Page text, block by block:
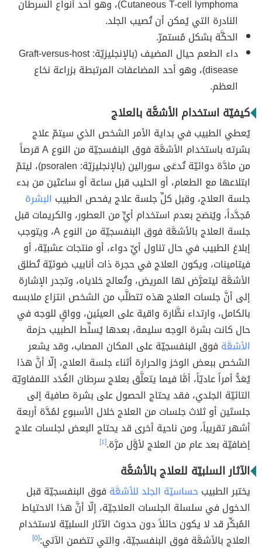
Cutaneous T-cell lymphoma)، وهو أحد أنواع السرطان
النادرة التي يُمكن أن تُصيب الجلد.
الحكَّة بشكل مُستمرّ.
داء الطعم حيال المضيف (بالإنجليزيّة: Graft-versus-host
disease)، وهو أحد المضاعفات المرتبطة بزراعة نخاع
العظم.
كيفيّة استخدام الأشعَّة بالعلاج
يُعطي الطبيب في بداية الأمر الشخص الذي سيتمّ علاج
بشرته باستخدام الأشعَّة فوق البنفسجيّة من النوع A قرصاً
من مادَّة دوائيّة تُدعَى سورالين (بالإنجليزيّة: psoralen)، ليتمّ
ابتلاعها مع الطعام، أو الحليب قبل ساعة أو ساعتَين من بدء
جلسة العلاج، وقبل كلِّ جلسة علاج يفحص الطبيب البشرة
مُجدَّداً، ويُنصَح بعدم استخدام أيٍّ من العطور، والكريمات قبل
جلسة العلاج بالأشعَّة فوق البنفسجيّة من النوع A، ويتوجب
إبلاغ الطبيب في حال تناول أيِّ دواء، أو منتجات عشبيّة، أو
فيتامينات، ويكون العلاج في حجرة ذات أنابيب ضوئيّة تُطلق
الأشعَّة ليتعرَّض لها المريض، وتُعالج خلاياه، وتجدر الإشارة
إلى أنَّ جلسات العلاج هذه تتطلَّب من الشخص انتزاع ملابسه
بالكامل، وارتداء نظَّارة واقية على العينَين، وواقٍ للوجه في
حال كانت بشرة الوجه سليمة، بعدها يُسلِّط الطبيب حزمة
الأشعَّة فوق البنفسجيّة على المكان المصاب، وقد يشعر
الشخص ببعض الوخز والحرارة أثناء جلسة العلاج، إلّا أنَّ هذا
يُعَدُّ أمراً عاديّاً، أمَّا فيما يتعلَّق بعلاج سرطان الغُدَد اللمفاويّة
التائيّة الجلدي، فقد يحتاج الحصول على بشرة صافية إلى
جلستَين أو ثلاث جلسات من العلاج خلال الأسبوع لمُدَّة أربعة
أشهر تقريباً، ومن ناحية أخرى قد يحتاج البعض لجلسات علاج
إضافيّة بعد عام من العلاج لأوَّل مرَّة.[٤]
الآثار السلبيّة للعلاج بالأشعَّة
يختبر الطبيبحساسيّة الجلد للأشعَّة فوق البنفسجيّة قبل
الدخول في سلسلة الجلسات العلاجيّة، إلّا أنَّ هذا الاحتياط
المُبكِّر قد لا يكون حائلاً دون حدوث الآثار السلبيّة لاستخدام
العلاج بالأشعَّة فوق البنفسجيّة، والتي تتضمن الآتي:[٥]